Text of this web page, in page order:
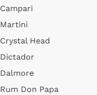
Campari
Martini
Crystal Head
Dictador
Dalmore
Rum Don Papa